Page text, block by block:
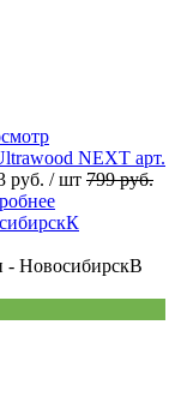
NEXT арт.
руб. / шт 799 руб.
К
В